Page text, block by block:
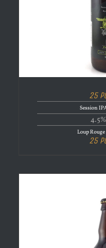
25
Session
Loup
25